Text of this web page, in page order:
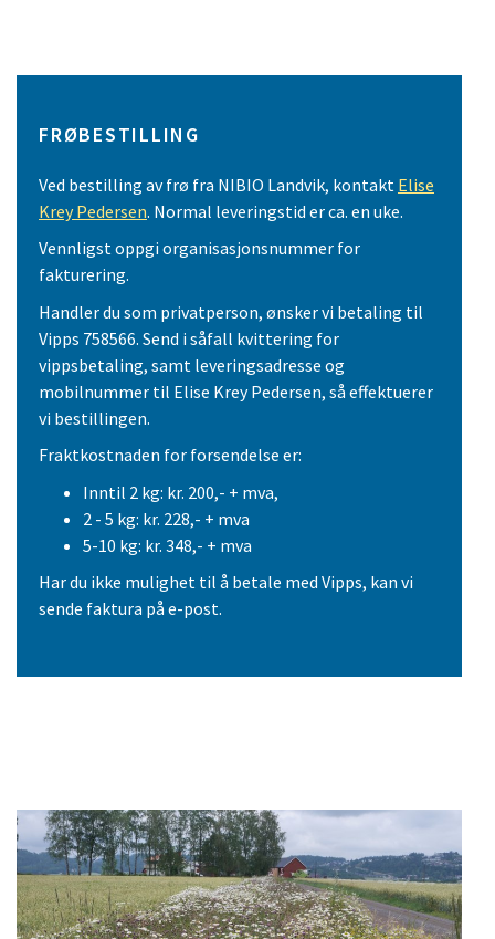
FRØBESTILLING
Ved bestilling av frø fra NIBIO Landvik, kontakt Elise
Krey Pedersen. Normal leveringstid er ca. en uke.
Vennligst oppgi organisasjonsnummer for
fakturering.
Handler du som privatperson, ønsker vi betaling til
Vipps 758566. Send i såfall kvittering for
vippsbetaling, samt leveringsadresse og
mobilnummer til Elise Krey Pedersen, så effektuerer
vi bestillingen.
Fraktkostnaden for forsendelse er:
Inntil 2 kg: kr. 200,- + mva,
2 - 5 kg: kr. 228,- + mva
5-10 kg: kr. 348,- + mva
Har du ikke mulighet til å betale med Vipps, kan vi
sende faktura på e-post.